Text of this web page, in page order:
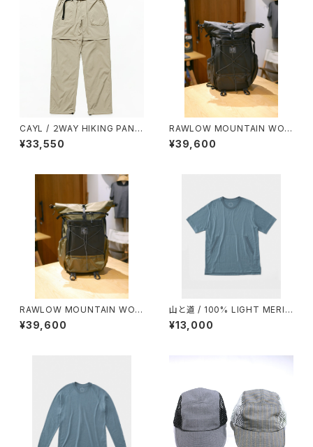
CAYL / ２WAY HIKING PANT
S（BEIGE）
¥33,550
RAWLOW MOUNTAIN WOR
KS / RASCAL（BLACK）
¥39,600
RAWLOW MOUNTAIN WOR
KS / RASCAL（OLIVE）
¥39,600
山と道 / 100% LIGHT MERIN
O KANGAROO（UNISEX）
¥13,000